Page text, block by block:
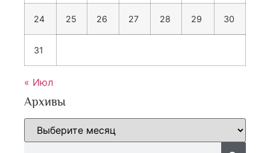
24 25 26 27 28 29 30
31
« Июл
Архивы